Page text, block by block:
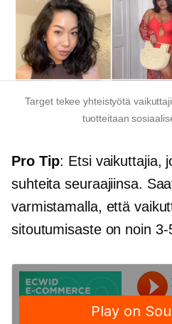
Target tekee yhteistyötä
tuotteitaan
Pro Tip: Etsi vaikuttajia,
suhteita seuraajiinsa.
varmistamalla, että
sitoutumisaste on noin 3-